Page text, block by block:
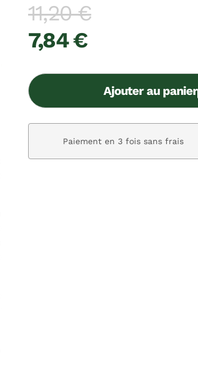
11,20 €
7,84 €
Ajouter au panier
Paiement en 3 fois sans frais